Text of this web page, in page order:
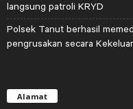
langsung patroli KRYD
Polsek Tanut berhasil
pengrusakan secara
Alamat